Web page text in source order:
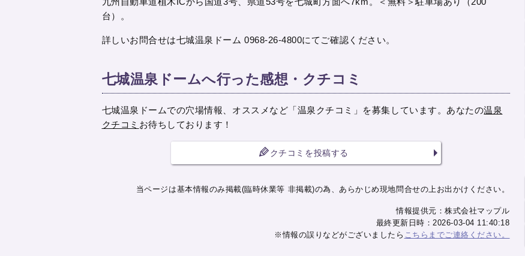
台）。
詳しいお問合せは七城温泉ドーム 0968-26-4800にてご確認ください。
七城温泉ドームへ行った感想・クチコミ
七城温泉ドームでの穴場情報、オススメなど「温泉クチコミ」を募集しています。あなたの温泉
クチコミ お待ちしております！
クチコミを投稿する
当ページは基本情報のみ掲載(臨時休業等 非掲載)の為、あらかじめ現地問合せの上お出かけください。
情報提供元：株式会社マップル
最終更新日時：2026-03-04 11:40:18
※情報の誤りなどがございましたら こちらまでご連絡ください。